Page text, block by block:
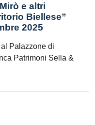
e altri
Biellese”
2025
Palazzone di
Patrimoni Sella &